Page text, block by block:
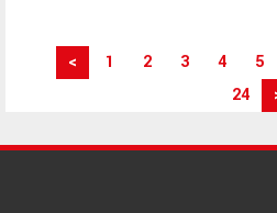
< 1 2 3 4 5
24